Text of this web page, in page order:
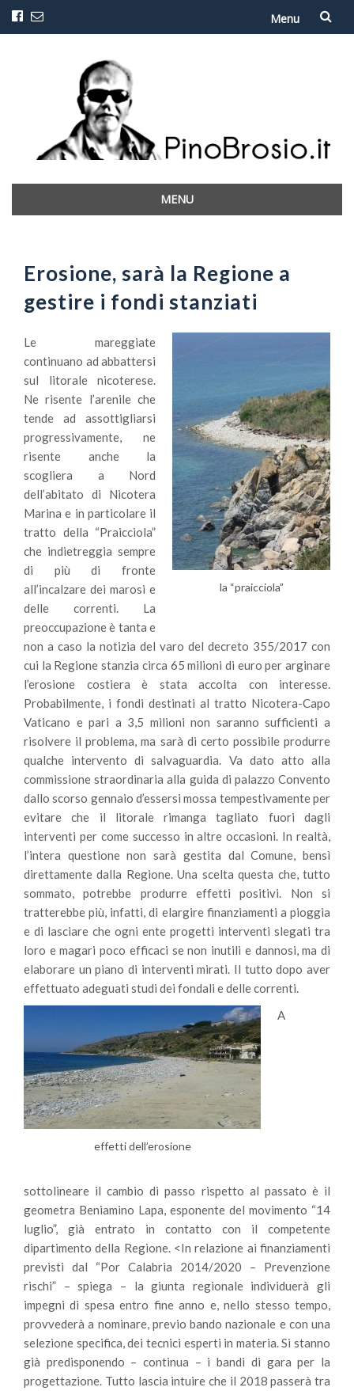
Menu
contenuto
MENU
Erosione, sarà la Regione a
gestire i fondi stanziati
la “praicciola”
Le mareggiate
continuano ad abbattersi
sul litorale nicoterese.
Ne risente l’arenile che
tende ad assottigliarsi
progressivamente, ne
risente anche la
scogliera a Nord
dell’abitato di Nicotera
Marina e in particolare il
tratto della “Praicciola”
che indietreggia sempre
di più di fronte
all’incalzare dei marosi e
delle correnti. La
preoccupazione è tanta e
non a caso la notizia del varo del decreto 355/2017 con
cui la Regione stanzia circa 65 milioni di euro per arginare
l’erosione costiera è stata accolta con interesse.
Probabilmente, i fondi destinati al tratto Nicotera-Capo
Vaticano e pari a 3,5 milioni non saranno sufficienti a
risolvere il problema, ma sarà di certo possibile produrre
qualche intervento di salvaguardia. Va dato atto alla
commissione straordinaria alla guida di palazzo Convento
dallo scorso gennaio d’essersi mossa tempestivamente per
evitare che il litorale rimanga tagliato fuori dagli
interventi per come successo in altre occasioni. In realtà,
l’intera questione non sarà gestita dal Comune, bensì
direttamente dalla Regione. Una scelta questa che, tutto
sommato, potrebbe produrre effetti positivi. Non si
tratterebbe più, infatti, di elargire finanziamenti a pioggia
e di lasciare che ogni ente progetti interventi slegati tra
loro e magari poco efficaci se non inutili e dannosi, ma di
elaborare un piano di interventi mirati. Il tutto dopo aver
effettuato adeguati studi dei fondali e delle correnti.
effetti dell’erosione
A
sottolineare il cambio di passo rispetto al passato è il
geometra Beniamino Lapa, esponente del movimento “14
luglio”, già entrato in contatto con il competente
dipartimento della Regione. <In relazione ai finanziamenti
previsti dal “Por Calabria 2014/2020 – Prevenzione
rischi” – spiega – la giunta regionale individuerà gli
impegni di spesa entro fine anno e, nello stesso tempo,
provvederà a nominare, previo bando nazionale e con una
selezione specifica, dei tecnici esperti in materia. Si stanno
già predisponendo – continua – i bandi di gara per la
progettazione. Tutto lascia intuire che il 2018 passerà tra